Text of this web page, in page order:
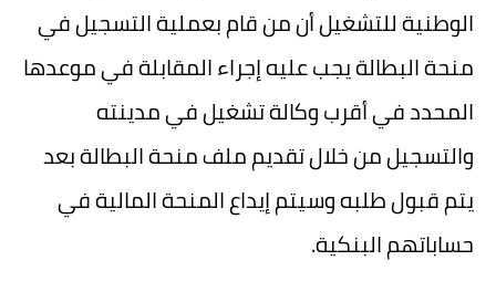
الوطنية للتشغيل أن من قام بعملية التسجيل في
منحة البطالة يجب عليه إجراء المقابلة في موعدها
المحدد في أقرب وكالة تشغيل في مدينته
والتسجيل من خلال تقديم ملف منحة البطالة بعد
يتم قبول طلبه وسيتم إيداع المنحة المالية في
حساباتهم البنكية.